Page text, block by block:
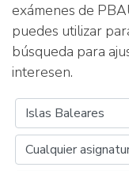
exámenes de
puedes utilizar
búsqueda para
interesen.